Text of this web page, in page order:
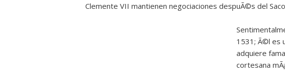
Clemente VII mantienen negociaciones despuÃ©s del
1531; Ã©l es
adquiere
cortesana